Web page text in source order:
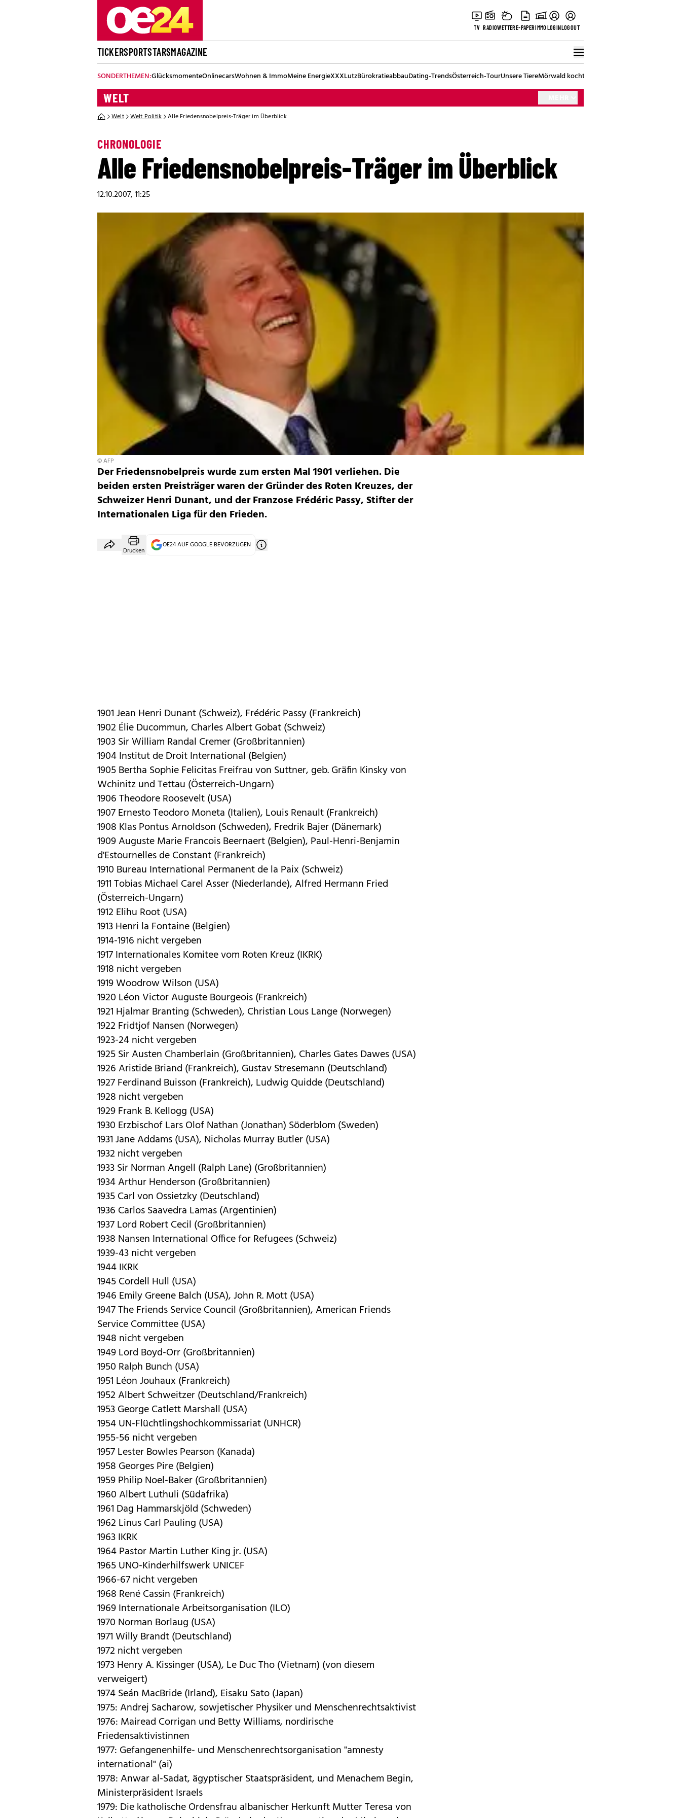
TV RADIOWETTERE-PAPERIMMOLOGINLOGOUT
TICKERSPORTSTARSMAGAZINE
SONDERTHEMEN:GlücksmomenteOnlinecarsWohnen & ImmoMeine EnergieXXXLutzBürokratieabbauDating-TrendsÖsterreich-TourUnsere TiereMörwald kocht
WELT
Welt Welt Politik Alle Friedensnobelpreis-Träger im Überblick
CHRONOLOGIE
Alle Friedensnobelpreis-Träger im Überblick
12.10.2007, 11:25
© AFP
Der Friedensnobelpreis wurde zum ersten Mal 1901 verliehen. Die
beiden ersten Preisträger waren der Gründer des Roten Kreuzes, der
Schweizer Henri Dunant, und der Franzose Frédéric Passy, Stifter der
Internationalen Liga für den Frieden.
Drucken
OE24 AUF GOOGLE BEVORZUGEN
1901 Jean Henri Dunant (Schweiz), Frédéric Passy (Frankreich)
1902 Élie Ducommun, Charles Albert Gobat (Schweiz)
1903 Sir William Randal Cremer (Großbritannien)
1904 Institut de Droit International (Belgien)
1905 Bertha Sophie Felicitas Freifrau von Suttner, geb. Gräfin Kinsky von
Wchinitz und Tettau (Österreich-Ungarn)
1906 Theodore Roosevelt (USA)
1907 Ernesto Teodoro Moneta (Italien), Louis Renault (Frankreich)
1908 Klas Pontus Arnoldson (Schweden), Fredrik Bajer (Dänemark)
1909 Auguste Marie Francois Beernaert (Belgien), Paul-Henri-Benjamin
d'Estournelles de Constant (Frankreich)
1910 Bureau International Permanent de la Paix (Schweiz)
1911 Tobias Michael Carel Asser (Niederlande), Alfred Hermann Fried
(Österreich-Ungarn)
1912 Elihu Root (USA)
1913 Henri la Fontaine (Belgien)
1914-1916 nicht vergeben
1917 Internationales Komitee vom Roten Kreuz (IKRK)
1918 nicht vergeben
1919 Woodrow Wilson (USA)
1920 Léon Victor Auguste Bourgeois (Frankreich)
1921 Hjalmar Branting (Schweden), Christian Lous Lange (Norwegen)
1922 Fridtjof Nansen (Norwegen)
1923-24 nicht vergeben
1925 Sir Austen Chamberlain (Großbritannien), Charles Gates Dawes (USA)
1926 Aristide Briand (Frankreich), Gustav Stresemann (Deutschland)
1927 Ferdinand Buisson (Frankreich), Ludwig Quidde (Deutschland)
1928 nicht vergeben
1929 Frank B. Kellogg (USA)
1930 Erzbischof Lars Olof Nathan (Jonathan) Söderblom (Sweden)
1931 Jane Addams (USA), Nicholas Murray Butler (USA)
1932 nicht vergeben
1933 Sir Norman Angell (Ralph Lane) (Großbritannien)
1934 Arthur Henderson (Großbritannien)
1935 Carl von Ossietzky (Deutschland)
1936 Carlos Saavedra Lamas (Argentinien)
1937 Lord Robert Cecil (Großbritannien)
1938 Nansen International Office for Refugees (Schweiz)
1939-43 nicht vergeben
1944 IKRK
1945 Cordell Hull (USA)
1946 Emily Greene Balch (USA), John R. Mott (USA)
1947 The Friends Service Council (Großbritannien), American Friends
Service Committee (USA)
1948 nicht vergeben
1949 Lord Boyd-Orr (Großbritannien)
1950 Ralph Bunch (USA)
1951 Léon Jouhaux (Frankreich)
1952 Albert Schweitzer (Deutschland/Frankreich)
1953 George Catlett Marshall (USA)
1954 UN-Flüchtlingshochkommissariat (UNHCR)
1955-56 nicht vergeben
1957 Lester Bowles Pearson (Kanada)
1958 Georges Pire (Belgien)
1959 Philip Noel-Baker (Großbritannien)
1960 Albert Luthuli (Südafrika)
1961 Dag Hammarskjöld (Schweden)
1962 Linus Carl Pauling (USA)
1963 IKRK
1964 Pastor Martin Luther King jr. (USA)
1965 UNO-Kinderhilfswerk UNICEF
1966-67 nicht vergeben
1968 René Cassin (Frankreich)
1969 Internationale Arbeitsorganisation (ILO)
1970 Norman Borlaug (USA)
1971 Willy Brandt (Deutschland)
1972 nicht vergeben
1973 Henry A. Kissinger (USA), Le Duc Tho (Vietnam) (von diesem
verweigert)
1974 Seán MacBride (Irland), Eisaku Sato (Japan)
1975: Andrej Sacharow, sowjetischer Physiker und Menschenrechtsaktivist
1976: Mairead Corrigan und Betty Williams, nordirische
Friedensaktivistinnen
1977: Gefangenenhilfe- und Menschenrechtsorganisation "amnesty
international" (ai)
1978: Anwar al-Sadat, ägyptischer Staatspräsident, und Menachem Begin,
Ministerpräsident Israels
1979: Die katholische Ordensfrau albanischer Herkunft Mutter Teresa von